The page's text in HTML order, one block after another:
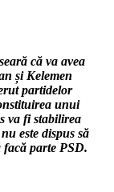
că va avea
și Kelemen
partidelor
unui
va fi stabilirea
este dispus să
parte PSD.